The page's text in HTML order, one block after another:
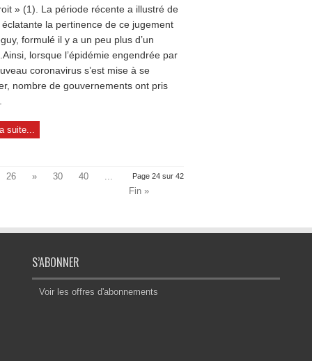
» (1). La période récente a illustré de
la pertinence de ce jugement
formulé il y a un peu plus d’un
lorsque l’épidémie engendrée par
coronavirus s’est mise à se
nombre de gouvernements ont pris
suite...
Page 24 sur 42
26 » 30 40
...
Fin »
S’ABONNER
Voir les offres d'abonnements